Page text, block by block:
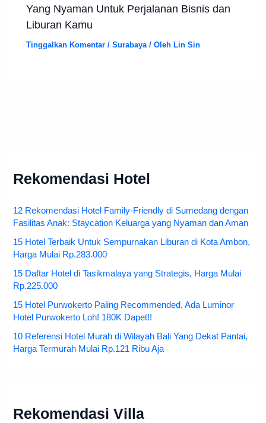
Yang Nyaman Untuk Perjalanan Bisnis dan
Liburan Kamu
Tinggalkan Komentar /Surabaya/ Oleh Lin Sin
Rekomendasi Hotel
12 Rekomendasi Hotel Family-Friendly di Sumedang dengan
Fasilitas Anak: Staycation Keluarga yang Nyaman dan Aman
15 Hotel Terbaik Untuk Sempurnakan Liburan di Kota Ambon,
Harga Mulai Rp.283.000
15 Daftar Hotel di Tasikmalaya yang Strategis, Harga Mulai
Rp.225.000
15 Hotel Purwokerto Paling Recommended, Ada Luminor
Hotel Purwokerto Loh! 180K Dapet!!
10 Referensi Hotel Murah di Wilayah Bali Yang Dekat Pantai,
Harga Termurah Mulai Rp.121 Ribu Aja
Rekomendasi Villa